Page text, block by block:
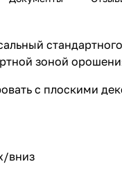
зоной
с плоскими
вниз